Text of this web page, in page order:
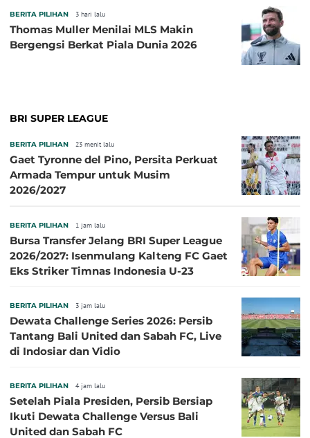
BERITA PILIHAN 3 hari lalu
Thomas Muller Menilai MLS Makin
Bergengsi Berkat Piala Dunia 2026
BRI SUPER LEAGUE
BERITA PILIHAN 23 menit lalu
Gaet Tyronne del Pino, Persita Perkuat
Armada Tempur untuk Musim
2026/2027
BERITA PILIHAN 1 jam lalu
Bursa Transfer Jelang BRI Super League
2026/2027: Isenmulang Kalteng FC Gaet
Eks Striker Timnas Indonesia U-23
BERITA PILIHAN 3 jam lalu
Dewata Challenge Series 2026: Persib
Tantang Bali United dan Sabah FC, Live
di Indosiar dan Vidio
BERITA PILIHAN 4 jam lalu
Setelah Piala Presiden, Persib Bersiap
Ikuti Dewata Challenge Versus Bali
United dan Sabah FC